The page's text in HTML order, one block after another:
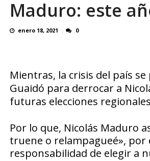
Reino Unido
Maduro: este
enero 18, 2021 0
Mientras, la crisis del país se
Guaidó para derrocar a
futuras elecciones regionales
Por lo que, Nicolás Maduro
truene o relampagueé»,
responsabilidad de elegir a